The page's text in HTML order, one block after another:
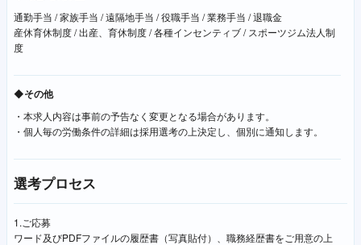
通勤手当 / 家族手当 / 遠隔地手当 / 役職手当 / 業務手当 / 退職金
産休育休制度 / 出産、育休制度 / 各種インセンティブ / スポーツジム法人制
度
◆その他
・本求人内容は事前の予告なく変更となる場合があります。
・個人毎の労働条件の詳細は採用選考の上決定し、個別に通知します。
選考プロセス
1.ご応募
ワード及びPDFファイルの履歴書（写真貼付）、職務経歴書をご用意の上